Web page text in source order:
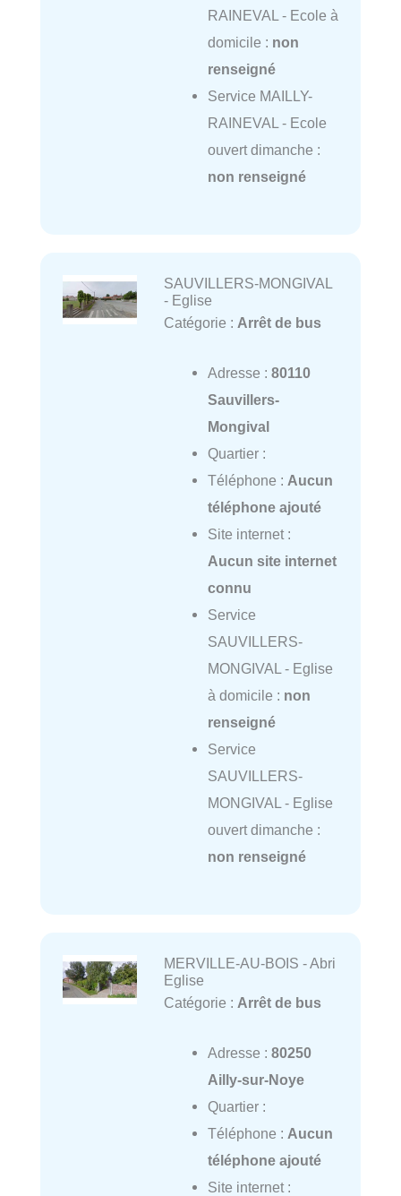
RAINEVAL - Ecole à
domicile : non
renseigné
Service MAILLY-
RAINEVAL - Ecole
ouvert dimanche :
non renseigné
SAUVILLERS-MONGIVAL
- Eglise
Catégorie : Arrêt de bus
Adresse : 80110
Sauvillers-
Mongival
Quartier :
Téléphone : Aucun
téléphone ajouté
Site internet :
Aucun site internet
connu
Service
SAUVILLERS-
MONGIVAL - Eglise
à domicile : non
renseigné
Service
SAUVILLERS-
MONGIVAL - Eglise
ouvert dimanche :
non renseigné
MERVILLE-AU-BOIS - Abri
Eglise
Catégorie : Arrêt de bus
Adresse : 80250
Ailly-sur-Noye
Quartier :
Téléphone : Aucun
téléphone ajouté
Site internet :